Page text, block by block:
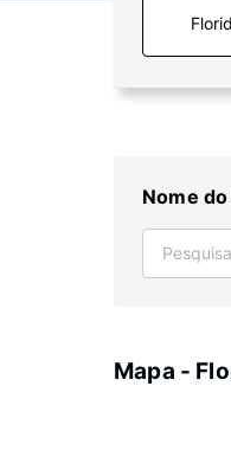
Nome
Mapa -